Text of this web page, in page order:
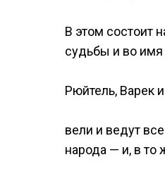
В этом состоит
судьбы и во имя
Рюйтель, Варек
вели и ведут
народа — и, в